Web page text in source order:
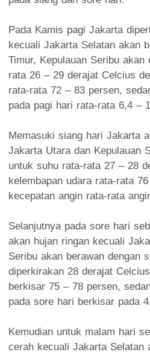
Pada Kamis pagi Jakarta
kecuali Jakarta Selatan akan
Timur, Kepulauan Seribu
rata 26 – 29 derajat Celcius
rata-rata 72 – 83 persen,
pada pagi hari rata-rata 6,4 –
Memasuki siang hari Jakarta
Jakarta Utara dan Kepulauan
untuk suhu rata-rata 27 – 28
kelembapan udara rata-rata
kecepatan angin rata-rata
Selanjutnya pada sore hari
akan hujan ringan kecuali
Seribu akan berawan dengan
diperkirakan 28 derajat
berkisar 75 – 78 persen,
pada sore hari berkisar pada
Kemudian untuk malam hari
cerah kecuali Jakarta Selatan